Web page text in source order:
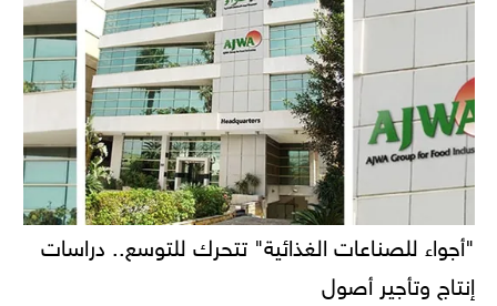
"أجواء للصناعات الغذائية" تتحرك للتوسع.. دراسات
إنتاج وتأجير أصول